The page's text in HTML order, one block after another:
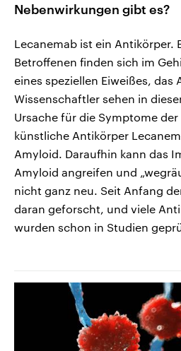
Nebenwirkungen gibt es?
Lecanemab ist ein Antikörper.
Betroffenen finden sich im
eines speziellen Eiweißes, das
Wissenschaftler sehen in
Ursache für die Symptome
künstliche Antikörper
Amyloid. Daraufhin kann das
Amyloid angreifen und
nicht ganz neu. Seit Anfang
daran geforscht, und viele
wurden schon in Studien